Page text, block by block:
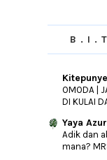
OMODA |
DI KULAI
Yaya
Adik dan
mana?